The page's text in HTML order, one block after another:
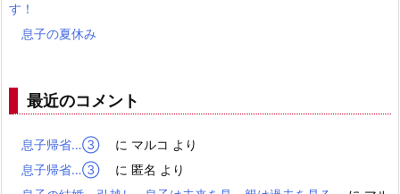
す！
息子の夏休み
最近のコメント
息子帰省…③ に マルコ より
息子帰省…③
に 匿名 より